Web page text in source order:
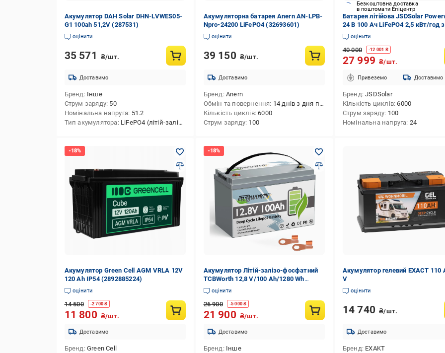
Акумулятор DAH Solar DHN-LVWES05-
G1 100ah 51,2V (287531)
оцінити
35 571 ₴/шт.
Доставимо
Бренд Інше
Струм заряду 50
Номінальна напруга 51.2
Тип акумулятора LiFePO4 (літій-залізо-фосфатні)
Акумуляторна батарея Anern AN-LPB-
Npro-24200 LiFePO4 (32693601)
оцінити
39 150 ₴/шт.
Доставимо
Бренд Anern
Обмін та повернення 14 днів з дня покупки
Кількість циклів 6000
Струм заряду 100
Безкоштовна доставка
в поштомати Епіцентр
Батарея літійова JSDSolar
24 В 100 Ач LiFePO4 2,5 кВт/год
(32929666)
оцінити
40 000 -12 001 ₴
27 999 ₴/шт.
Привеземо Доставимо
Бренд JSDSolar
Кількість циклів 6000
Струм заряду 100
Номінальна напруга 24
Акумулятор Green Cell AGM VRLA 12V
120 Ah IP54 (2892885224)
оцінити
14 500 -2 700₴
11 800 ₴/шт.
Доставимо
Бренд Green Cell
Акумулятор Літій-залізо-фосфатний
TCBWorth 12,8 V/100 Ah/1280 Wh
LiFePO4
оцінити
26 900 -5 000 ₴
21 900 ₴/шт.
Доставимо
Бренд Інше
Акумулятор гелевий EXACT 110
V
оцінити
14 740 ₴/шт.
Доставимо
Бренд EXAKT